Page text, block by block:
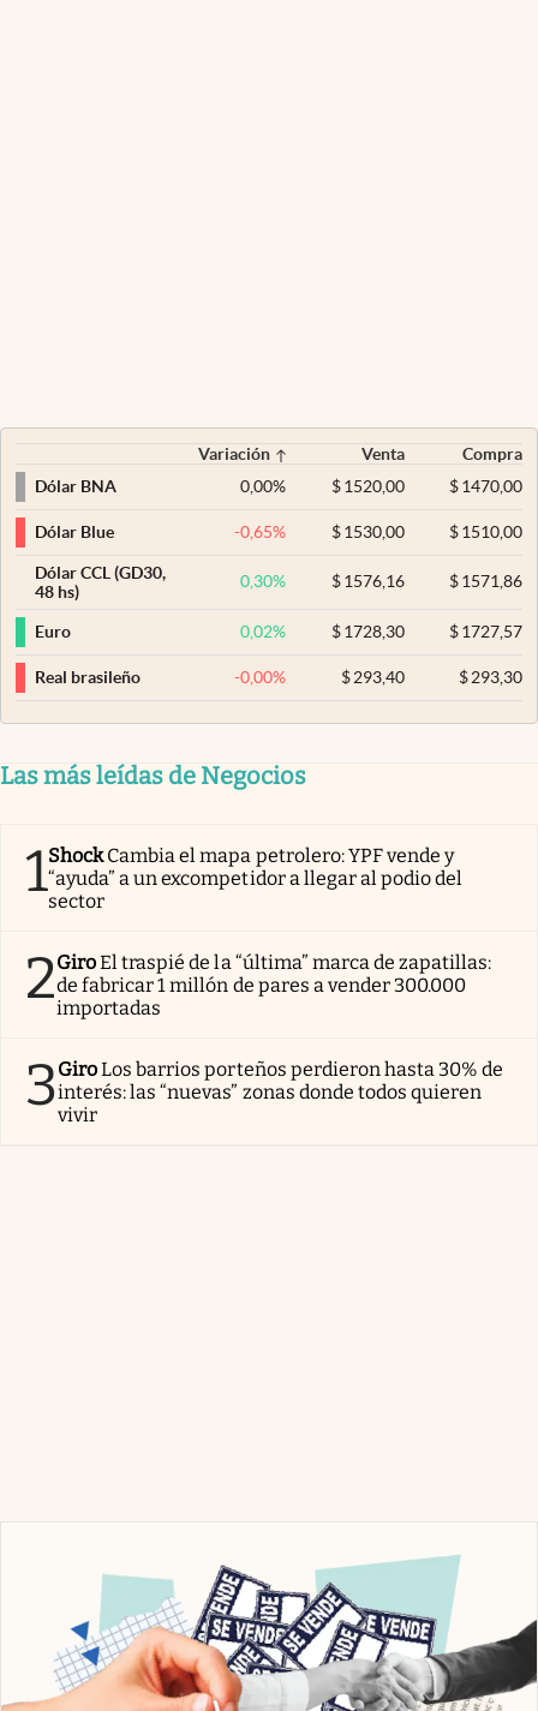
Variación Venta
Compra
Dólar BNA
0,00% $ 1520,00 $1470,00
Dólar Blue -0,65% $ 1530,00 $1510,00
Dólar CCL (GD30,
48 hs)
0,30% $ 1576,16 $1571,86
Euro 0,02% $ 1728,30 $1727,57
Real brasileño -0,00% $ 293,40 $293,30
Las más leídas de Negocios
1Shock Cambia el mapa petrolero: YPF vende y
“ayuda” a un excompetidor a llegar al podio del
sector
2GiroEl traspié de la “última” marca de zapatillas:
de fabricar 1 millón de pares a vender 300.000
importadas
3GiroLos barrios porteños perdieron hasta 30% de
interés: las “nuevas” zonas donde todos quieren
vivir